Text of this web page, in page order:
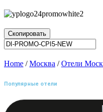
Скопировать
Home /Москва /Отели
Популярные отели